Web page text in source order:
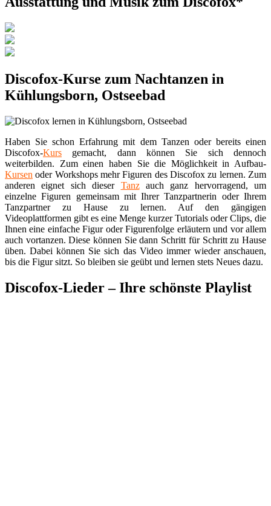
Discofox-Kurse zum Nachtanzen in
Kühlungsborn, Ostseebad
Haben Sie schon Erfahrung mit dem Tanzen oder bereits einen
Discofox-Kurs gemacht, dann können Sie sich dennoch
weiterbilden. Zum einen haben Sie die Möglichkeit in Aufbau-
Kursen oder Workshops mehr Figuren des Discofox zu lernen. Zum
anderen eignet sich dieser Tanzauch ganz hervorragend, um
einzelne Figuren gemeinsam mit Ihrer Tanzpartnerin oder Ihrem
Tanzpartner zu Hause zu lernen. Auf den gängigen
Videoplattformen gibt es eine Menge kurzer Tutorials oder Clips, die
Ihnen eine einfache Figur oder Figurenfolge erläutern und vor allem
auch vortanzen. Diese können Sie dann Schritt für Schritt zu Hause
üben. Dabei können Sie sich das Video immer wieder anschauen,
bis die Figur sitzt. So bleiben sie geübt und lernen stets Neues dazu.
Discofox-Lieder – Ihre schönste Playlist